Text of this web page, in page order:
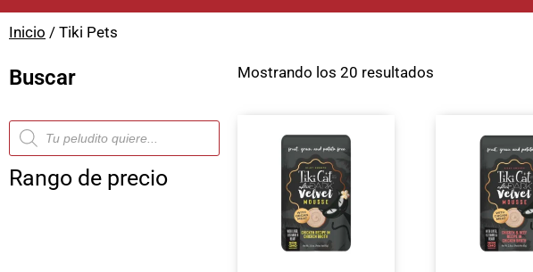
Inicio / Tiki Pets
Buscar
Rango de precio
Mostrando los 20 resultados